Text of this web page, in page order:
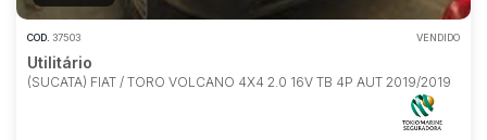
COD. 37503 VENDIDO
Utilitário
(SUCATA) FIAT / TORO VOLCANO 4X4 2.0 16V TB 4P AUT 2019/2019